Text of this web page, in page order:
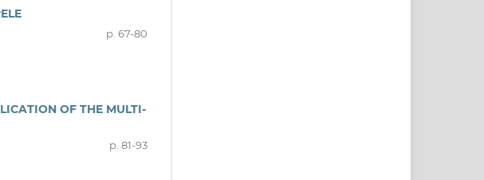
p. 67-80
OF THE MULTI-
p. 81-93